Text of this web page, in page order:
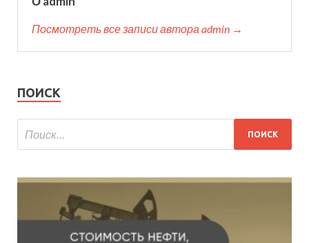
Посмотреть все записи автора admin →
ПОИСК